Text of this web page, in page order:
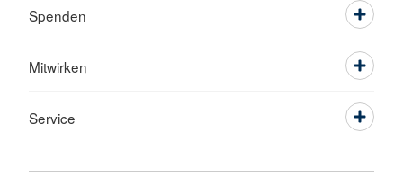
Spenden
Mitwirken
Service